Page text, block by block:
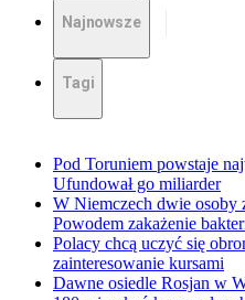
Najnowsze
Tagi
Pod Toruniem powstaje
Ufundował go miliarder
W Niemczech dwie osoby
Powodem zakażenie
Polacy chcą uczyć się
zainteresowanie kursami
Dawne osiedle Rosjan w